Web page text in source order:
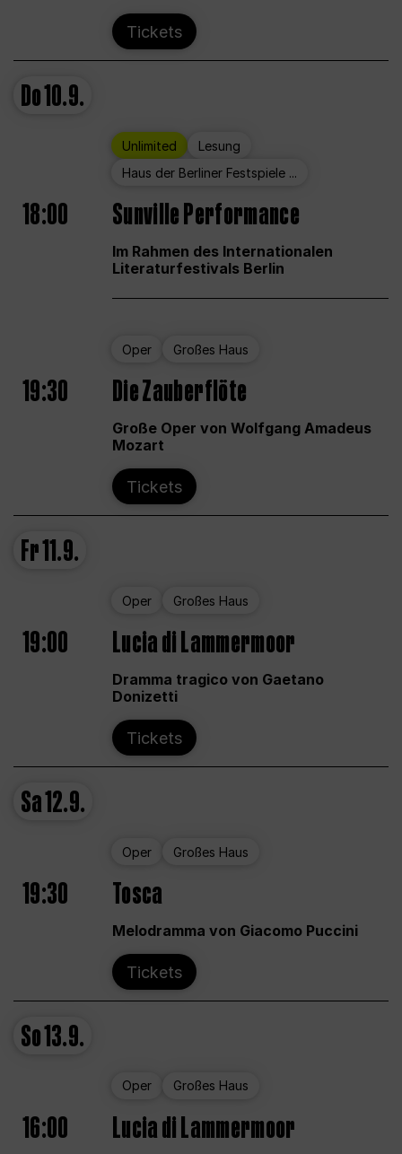
Tickets
Do10.9.
Unlimited
Lesung
Haus der Berliner Festspiele ...
18:00 Sunville Performance
Im Rahmen des Internationalen
Literaturfestivals Berlin
Oper Großes Haus
19:30 Die Zauberflöte
Große Oper von Wolfgang Amadeus
Mozart
Tickets
Fr11.9.
Oper Großes Haus
19:00 Lucia di Lammermoor
Dramma tragico von Gaetano
Donizetti
Tickets
Sa12.9.
Oper Großes Haus
19:30 Tosca
Melodramma von Giacomo Puccini
Tickets
So13.9.
Oper Großes Haus
16:00 Lucia di Lammermoor